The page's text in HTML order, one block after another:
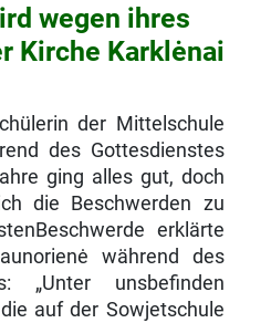
wegen ihres
Kirche Karklėnai
der Mittelschule
des Gottesdienstes
ging alles gut, doch
die Beschwerden zu
erklärte
während des
„Unter unsbefinden
auf der Sowjetschule